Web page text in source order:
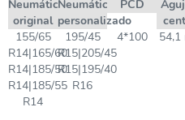
Neumático
original
Neumático
personalizado
PCD
155/65
R14|165/60
R14|185/50
R14|185/55
R14
195/45
R15|205/45
R15|195/40
R16
4*100 54,1